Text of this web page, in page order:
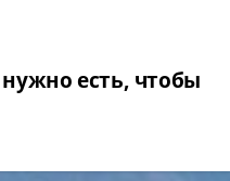
есть, чтобы